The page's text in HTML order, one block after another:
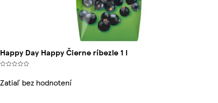
Happy Day Happy Čierne ríbezle 1 l
Zatiaľ bez hodnotení